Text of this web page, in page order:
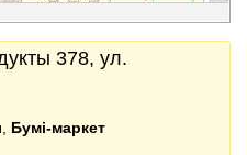
378, ул.
Бумі-маркет